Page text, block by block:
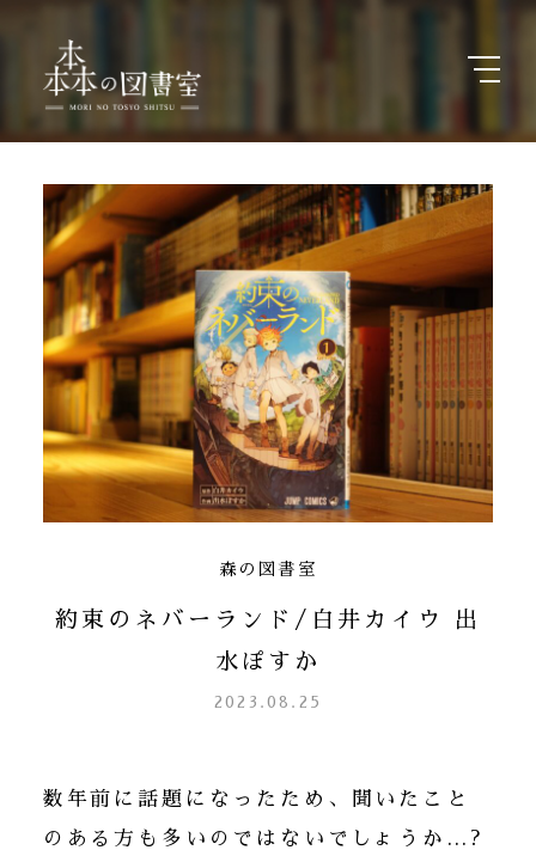
森の図書室
約束のネバーランド/白井カイウ 出
水ぽすか
2023.08.25
数年前に話題になったため、聞いたこと
のある方も多いのではないでしょうか…?